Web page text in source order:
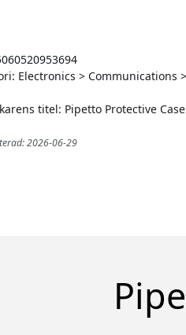
Electronics > Communications
titel: Pipetto Protective
2026-06-29